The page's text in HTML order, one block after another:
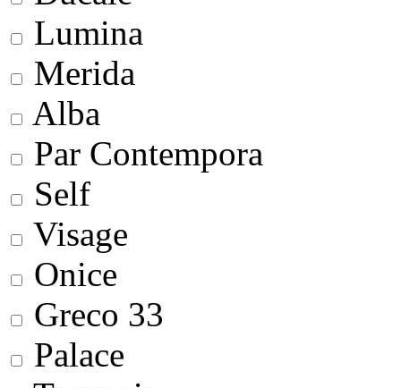
Lumina
Merida
Alba
Par Contempora
Self
Visage
Onice
Greco 33
Palace